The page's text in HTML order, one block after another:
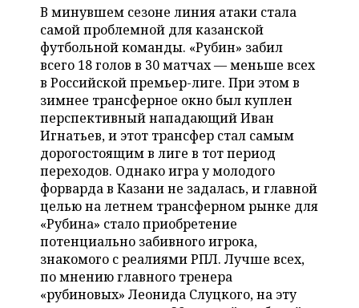
КОМУ ПРИНАДЛЕЖАТ
ТОРГОВЫЕ ЦЕНТРЫ
ТАТАРСТАНА
БЮДЖЕТ
ИНВЕСТИЦИИ
АГРОПРОМ
МАШИНОСТРОЕНИЕ
НЕФТЕХИМИЯ
НЕФТЬ
ОПК
ЭНЕРГЕТИКА
НОВОСТИ АВТО
БИЗНЕС
НОВОСТИ БИЗНЕСА
РОЗНИЧНАЯ ТОРГОВЛЯ
ТРАНСПОРТ
УСЛУГИ
ТЕХНОЛОГИИ
НОВОСТИ ТЕХНОЛОГИЙ
МЕДИА
ТЕЛЕКОММУНИКАЦИИ
МЕРОПРИЯТИЯ
НОВОСТИ МЕРОПРИЯТИЙ
ВЫЕЗДНАЯ РЕДАКЦИЯ
БИЗНЕС-БРАНЧИ
ONLINE-КОНФЕРЕНЦИИ
ОТКРЫТАЯ ЛЕКЦИЯ
СПОРТ
НОВОСТИ СПОРТА
ФУТБОЛ
ХОККЕЙ
БАСКЕТБОЛ
ОБЩЕСТВО
НОВОСТИ ОБЩЕСТВА
ВЛАСТЬ
ИНФРАСТРУКТУРА
ФОТОГАЛЕРЕЯ
СЮЖЕТЫ
СПРАВОЧНИК
В минувшем сезоне линия атаки стала
самой проблемной для казанской
футбольной команды. «Рубин» забил
всего 18 голов в 30 матчах — меньше всех
в Российской премьер-лиге. При этом в
зимнее трансферное окно был куплен
перспективный нападающий Иван
Игнатьев, и этот трансфер стал самым
дорогостоящим в лиге в тот период
переходов. Однако игра у молодого
форварда в Казани не задалась, и главной
целью на летнем трансферном рынке для
«Рубина» стало приобретение
потенциально забивного игрока,
знакомого с реалиями РПЛ. Лучше всех,
по мнению главного тренера
«рубиновых» Леонида Слуцкого, на эту